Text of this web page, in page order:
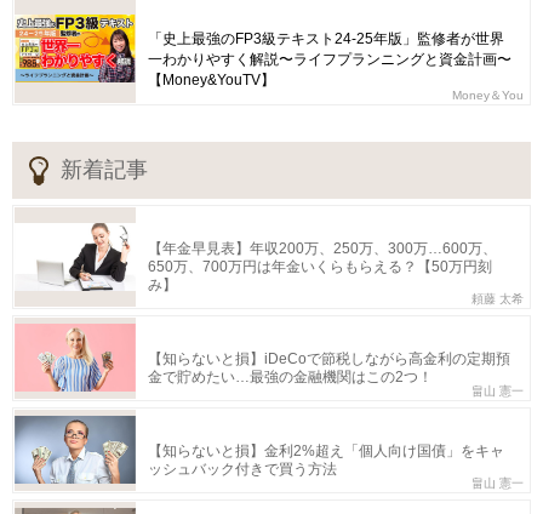
「史上最強のFP3級テキスト24-25年版」監修者が世界
一わかりやすく解説〜ライフプランニングと資金計画〜
【Money&YouTV】
Money＆You
新着記事
【年金早見表】年収200万、250万、300万…600万、
650万、700万円は年金いくらもらえる？【50万円刻
み】
頼藤 太希
【知らないと損】iDeCoで節税しながら高金利の定期預
金で貯めたい…最強の金融機関はこの2つ！
畠山 憲一
【知らないと損】金利2%超え「個人向け国債」をキャ
ッシュバック付きで買う方法
畠山 憲一